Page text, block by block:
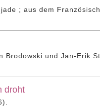
; aus dem
und Jan-Erik
droht